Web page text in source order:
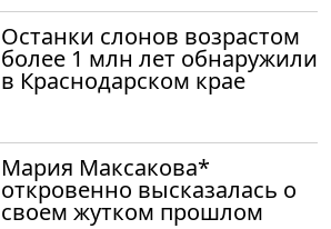
Останки слонов возрастом
более 1 млн лет обнаружили
в Краснодарском крае
Мария Максакова*
откровенно высказалась о
своем жутком прошлом